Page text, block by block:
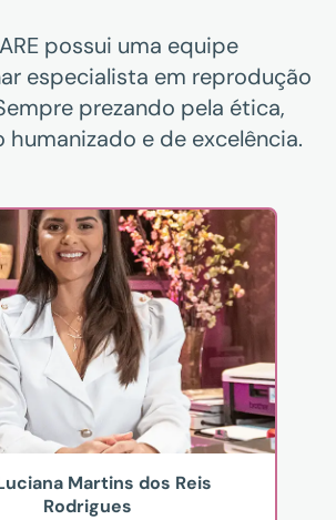
possui uma equipe
especialista em reprodução
prezando pela ética,
e de excelência.
Martins dos Reis
Rodrigues